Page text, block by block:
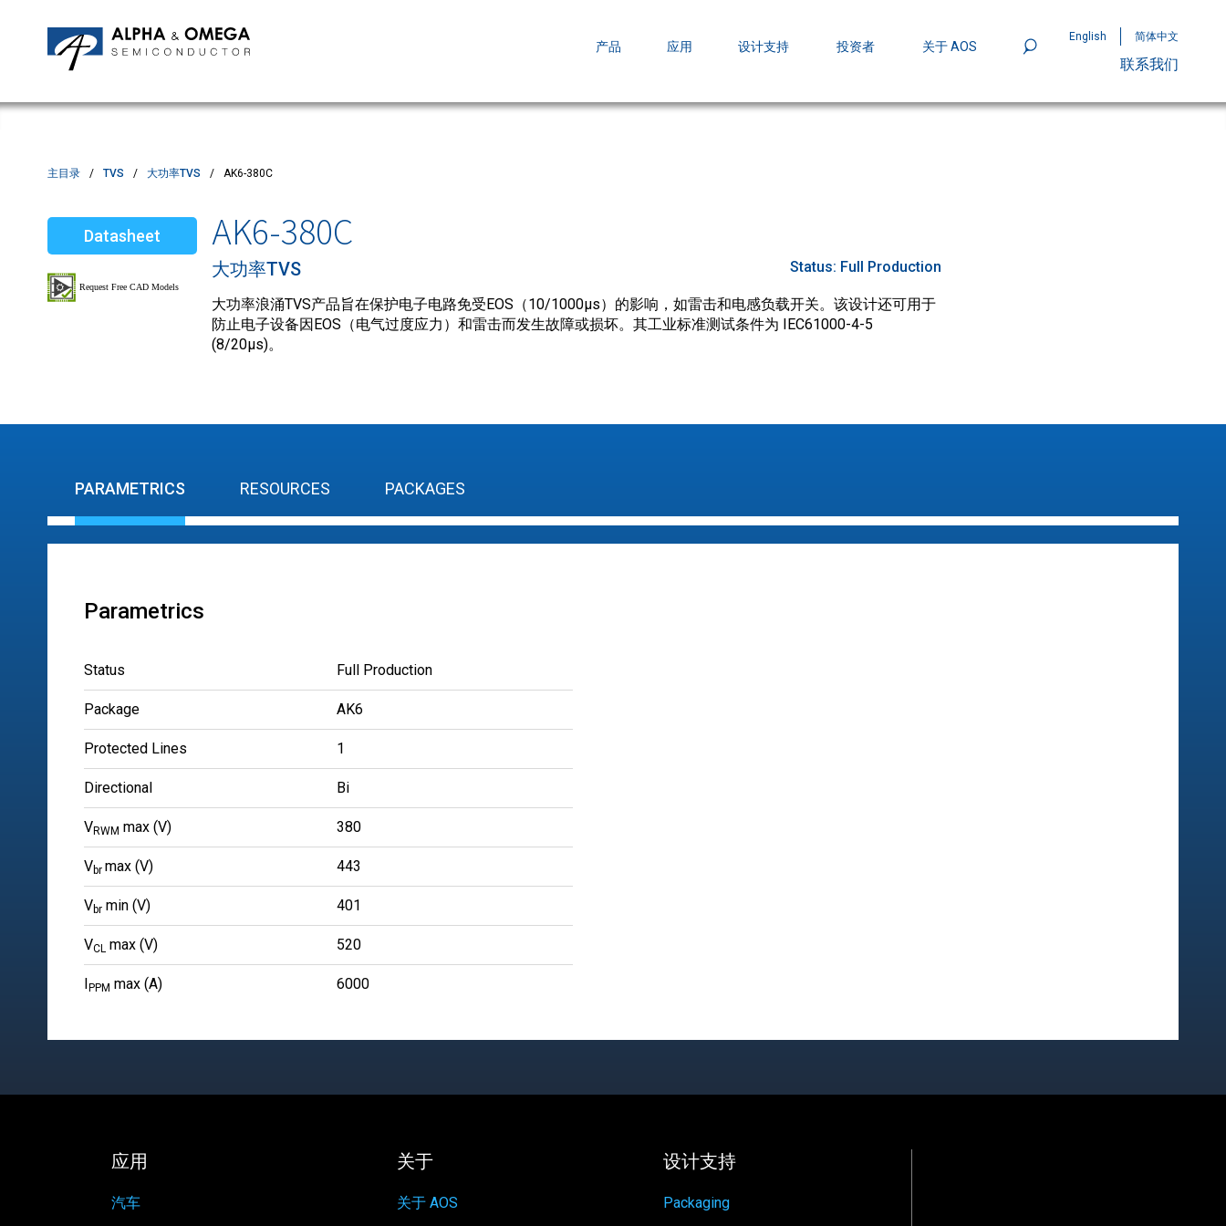
产品 应用 设计支持 投资者 关于 AOS
English 简体中文
联系我们
MOSFETs
Motor Control MCU's
TVS
AOS发布 AmpStack™ 封装：MOSFET 功率密度实现
质量与可靠性
客户满意度调查
主目录 TVS 大功率TVS AK6-380C
Datasheet AK6-380C
大功率TVS Status: Full Production
大功率浪涌TVS产品旨在保护电子电路免受EOS（10/1000µs）的影响，如雷击和电感负载开关。该设计还可用于
防止电子设备因EOS（电气过度应力）和雷击而发生故障或损坏。其工业标准测试条件为 IEC61000-4-5
(8/20µs)。
PARAMETRICS RESOURCES PACKAGES
Parametrics
Status Full Production
Package AK6
Protected Lines 1
Directional Bi
VRWM max (V) 380
Vbr max (V) 443
Vbr min (V) 401
VCL max (V) 520
PPM max (A) 6000
应用
汽车
关于
关于 AOS
设计支持
Packaging